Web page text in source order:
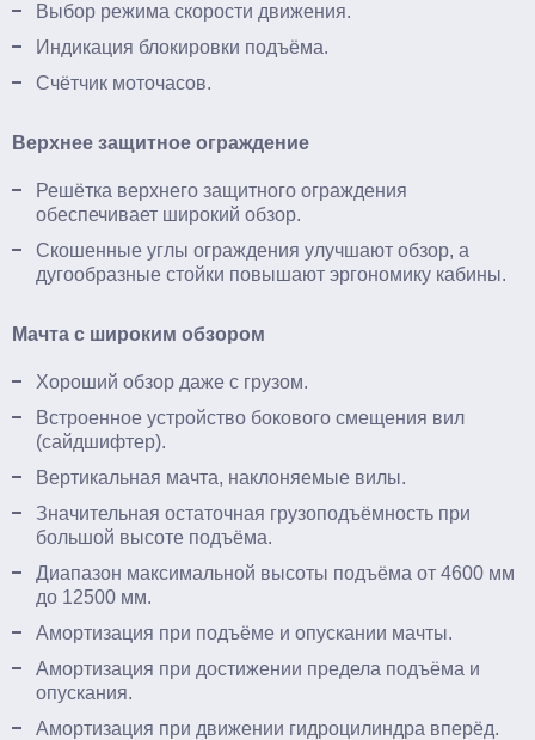
Выбор режима скорости движения.
Индикация блокировки подъёма.
Счётчик моточасов.
Верхнее защитное ограждение
Решётка верхнего защитного ограждения
обеспечивает широкий обзор.
Скошенные углы ограждения улучшают обзор, а
дугообразные стойки повышают эргономику кабины.
Мачта с широким обзором
Хороший обзор даже с грузом.
Встроенное устройство бокового смещения вил
(сайдшифтер).
Вертикальная мачта, наклоняемые вилы.
Значительная остаточная грузоподъёмность при
большой высоте подъёма.
Диапазон максимальной высоты подъёма от 4600 мм
до 12500 мм.
Амортизация при подъёме и опускании мачты.
Амортизация при достижении предела подъёма и
опускания.
Амортизация при движении гидроцилиндра вперёд.